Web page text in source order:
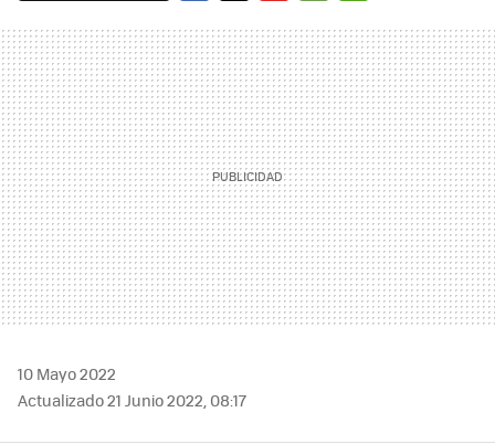
MAIL
10 Mayo 2022
Actualizado 21 Junio 2022, 08:17